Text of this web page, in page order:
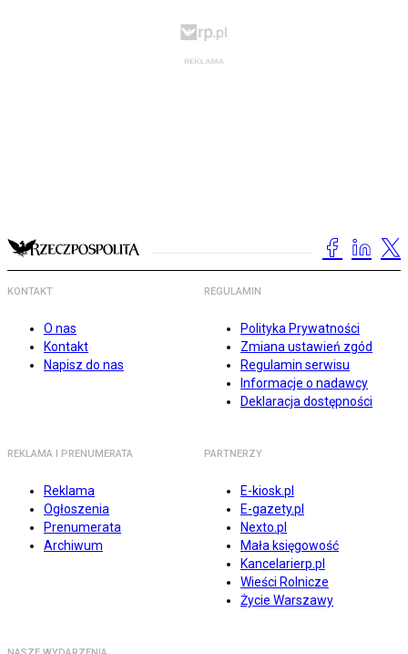
KONTAKT
O nas
Kontakt
Napisz do nas
REGULAMIN
Polityka Prywatności
Zmiana ustawień zgód
Regulamin serwisu
Informacje o nadawcy
Deklaracja dostępności
REKLAMA I PRENUMERATA
Reklama
Ogłoszenia
Prenumerata
Archiwum
PARTNERZY
E-kiosk.pl
E-gazety.pl
Nexto.pl
Mała księgowość
Kancelarierp.pl
Wieści Rolnicze
Życie Warszawy